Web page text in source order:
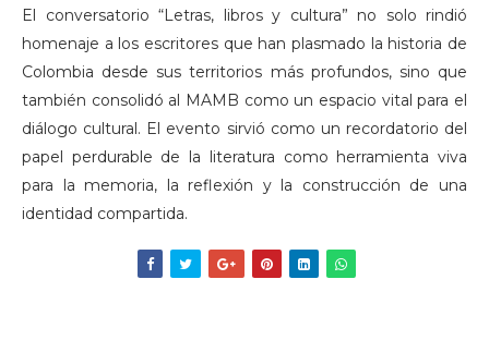
El conversatorio “Letras, libros y cultura” no solo rindió
homenaje a los escritores que han plasmado la historia de
Colombia desde sus territorios más profundos, sino que
también consolidó al MAMB como un espacio vital para el
diálogo cultural. El evento sirvió como un recordatorio del
papel perdurable de la literatura como herramienta viva
para la memoria, la reflexión y la construcción de una
identidad compartida.